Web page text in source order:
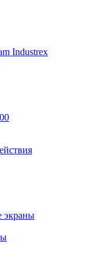
Industrex
экраны